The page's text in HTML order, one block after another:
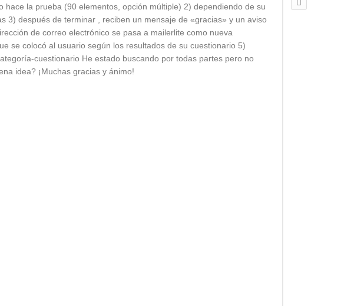
la prueba (90 elementos, opción múltiple) 2) dependiendo de su
3) después de terminar , reciben un mensaje de «gracias» y un aviso
de correo electrónico se pasa a mailerlite como nueva
se colocó al usuario según los resultados de su cuestionario 5)
cuestionario He estado buscando por todas partes pero no
idea? ¡Muchas gracias y ánimo!